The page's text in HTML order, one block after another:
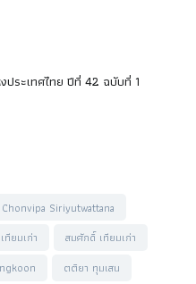
ประเทศไทย ปีที่ 42 ฉบับที่ 1
Chonvipa Siriyutwattana
ยมเก่า
สมศักดิ์ เทียมเก่า
ตติยา ทุมเสน